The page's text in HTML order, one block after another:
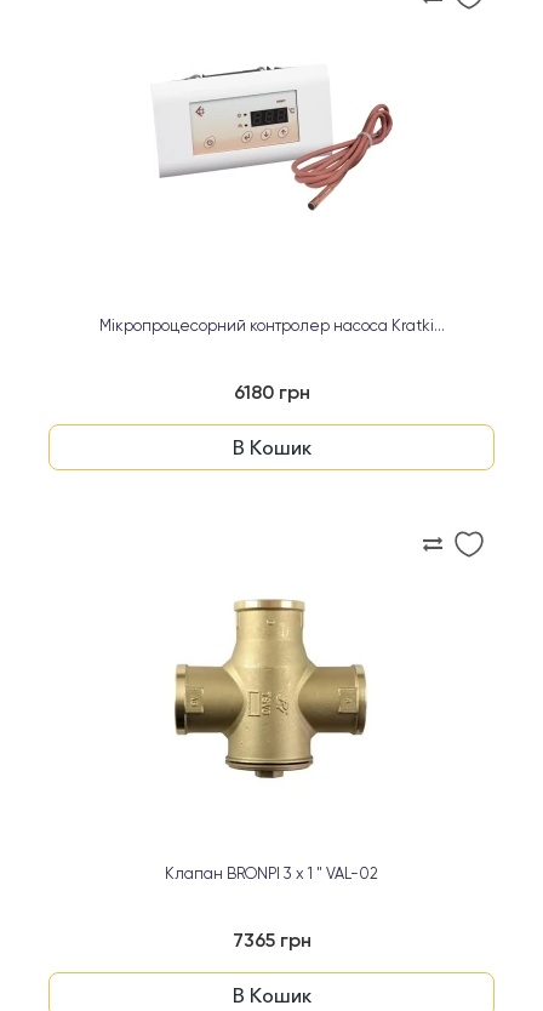
Мікропроцесорний контролер насоса Kratki...
6180 грн
В Кошик
Клапан BRONPI 3 x 1 " VAL-02
7365 грн
В Кошик